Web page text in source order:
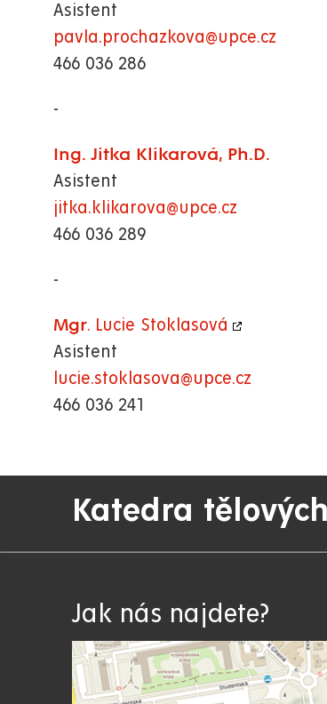
Asistent
pavla.prochazkova@upce.cz
466 036 286
-
Ing. Jitka Klikarová, Ph.D.
Asistent
jitka.klikarova@upce.cz
466 036 289
-
Mgr. Lucie Stoklasová
Asistent
lucie.stoklasova@upce.cz
466 036 241
Katedra
Jak nás najdete?